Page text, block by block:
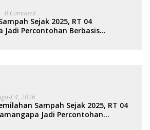
0 Comment
Sejak 2025, RT 04
Jadi Percontohan Berbasis
4, 2026
Sampah Sejak 2025, RT 04
Jadi Percontohan